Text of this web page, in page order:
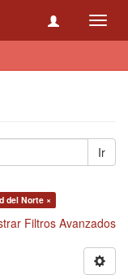
Ir
del Norte ×
Filtros Avanzados